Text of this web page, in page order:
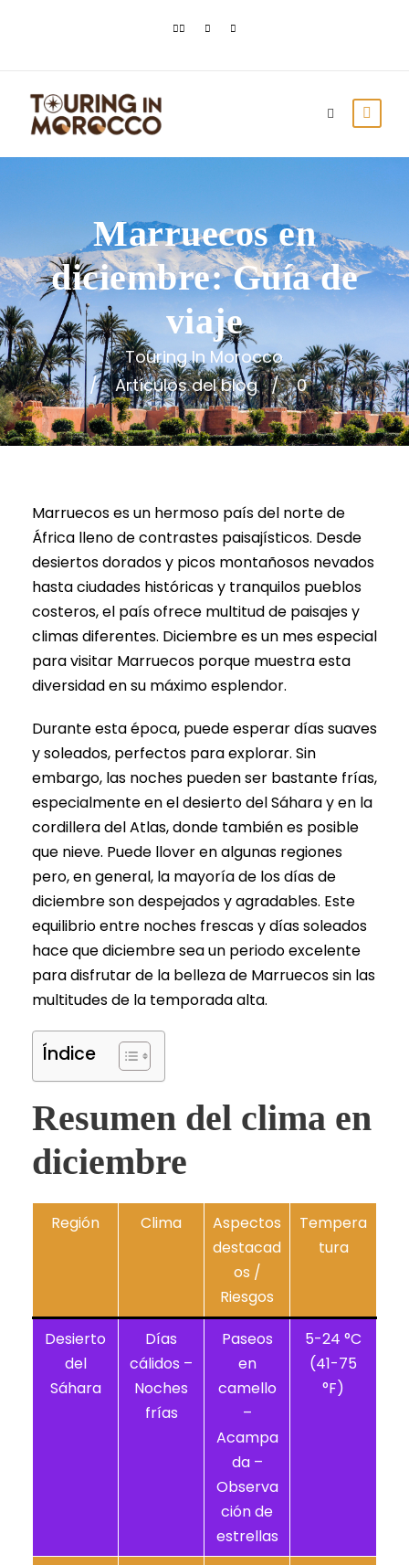
Touring In Morocco
Artículos del blog
0
Marruecos en
diciembre: Guía de
viaje
Marruecos es un hermoso país del norte de
África lleno de contrastes paisajísticos. Desde
desiertos dorados y picos montañosos nevados
hasta ciudades históricas y tranquilos pueblos
costeros, el país ofrece multitud de paisajes y
climas diferentes. Diciembre es un mes especial
para visitar Marruecos porque muestra esta
diversidad en su máximo esplendor.
Durante esta época, puede esperar días suaves
y soleados, perfectos para explorar. Sin
embargo, las noches pueden ser bastante frías,
especialmente en el desierto del Sáhara y en la
cordillera del Atlas, donde también es posible
que nieve. Puede llover en algunas regiones
pero, en general, la mayoría de los días de
diciembre son despejados y agradables. Este
equilibrio entre noches frescas y días soleados
hace que diciembre sea un periodo excelente
para disfrutar de la belleza de Marruecos sin las
multitudes de la temporada alta.
Índice
Resumen del clima en
diciembre
Región Clima
Aspectos
destacad
os /
Riesgos
Tempera
tura
Desierto
del
Sáhara
Días
cálidos –
Noches
frías
Paseos
en
camello
–
Acampa
da –
Observa
ción de
estrellas
5-24 °C
(41-75
°F)